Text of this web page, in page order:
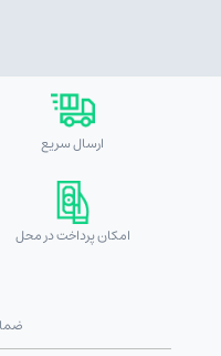
ارسال سریع
امکان پرداخت در محل